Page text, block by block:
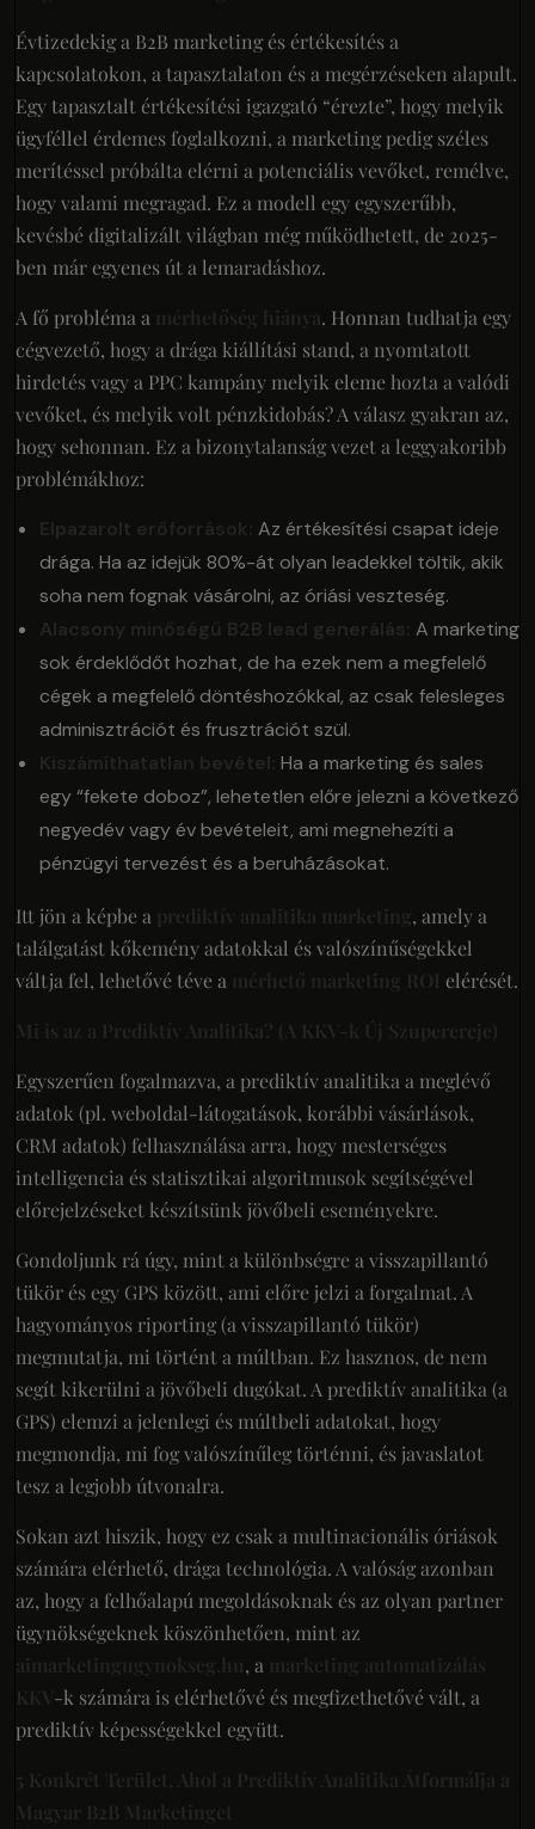
Évtizedekig a B2B marketing és értékesítés a
kapcsolatokon, a tapasztalaton és a megérzéseken alapult.
Egy tapasztalt értékesítési igazgató “érezte”, hogy melyik
ügyféllel érdemes foglalkozni, a marketing pedig széles
merítéssel próbálta elérni a potenciális vevőket, remélve,
hogy valami megragad. Ez a modell egy egyszerűbb,
kevésbé digitalizált világban még működhetett, de 2025-
ben már egyenes út a lemaradáshoz.
A fő probléma a
mérhetőség hiánya . Honnan tudhatja egy
cégvezető, hogy a drága kiállítási stand, a nyomtatott
hirdetés vagy a PPC kampány melyik eleme hozta a valódi
vevőket, és melyik volt pénzkidobás? A válasz gyakran az,
hogy sehonnan. Ez a bizonytalanság vezet a leggyakoribb
problémákhoz:
Elpazarolt erőforrások: Az értékesítési csapat ideje
drága. Ha az idejük 80%-át olyan leadekkel töltik, akik
soha nem fognak vásárolni, az óriási veszteség.
Alacsony minőségű B2B lead generálás:
A marketing
sok érdeklődőt hozhat, de ha ezek nem a megfelelő
cégek a megfelelő döntéshozókkal, az csak felesleges
adminisztrációt és frusztrációt szül.
Kiszámíthatatlan bevétel:
Ha a marketing és sales
egy “fekete doboz”, lehetetlen előre jelezni a következő
negyedév vagy év bevételeit, ami megnehezíti a
pénzügyi tervezést és a beruházásokat.
Itt jön a képbe a prediktív analitika marketing , amely a
találgatást kőkemény adatokkal és valószínűségekkel
váltja fel, lehetővé téve a
mérhető marketing ROI elérését.
Mi is az a Prediktív Analitika? (A KKV-k Új Szuperereje)
Egyszerűen fogalmazva, a prediktív analitika a meglévő
adatok (pl. weboldal-látogatások, korábbi vásárlások,
CRM adatok) felhasználása arra, hogy mesterséges
intelligencia és statisztikai algoritmusok segítségével
előrejelzéseket készítsünk jövőbeli eseményekre.
Gondoljunk rá úgy, mint a különbségre a visszapillantó
tükör és egy GPS között, ami előre jelzi a forgalmat. A
hagyományos riporting (a visszapillantó tükör)
megmutatja, mi történt a múltban. Ez hasznos, de nem
segít kikerülni a jövőbeli dugókat. A prediktív analitika (a
GPS) elemzi a jelenlegi és múltbeli adatokat, hogy
megmondja, mi fog valószínűleg történni, és javaslatot
tesz a legjobb útvonalra.
Sokan azt hiszik, hogy ez csak a multinacionális óriások
számára elérhető, drága technológia. A valóság azonban
az, hogy a felhőalapú megoldásoknak és az olyan partner
ügynökségeknek köszönhetően, mint az
aimarketingugynokseg.hu , a
marketing automatizálás
KKV -k számára is elérhetővé és megfizethetővé vált, a
prediktív képességekkel együtt.
5 Konkrét Terület, Ahol a Prediktív Analitika Átformálja a
Magyar B2B Marketinget